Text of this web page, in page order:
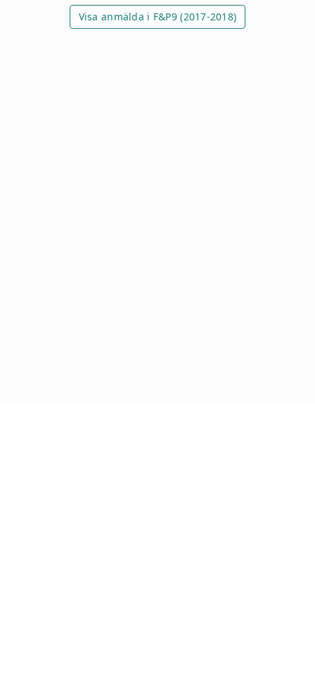
Visa anmälda i F&P9 (2017-2018)